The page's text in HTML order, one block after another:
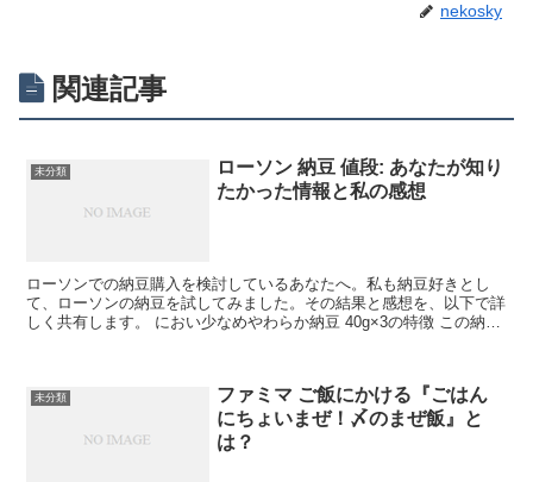
nekosky
関連記事
未分類
ローソン 納豆 値段: あなたが知り
たかった情報と私の感想
ローソンでの納豆購入を検討しているあなたへ。私も納豆好きとし
て、ローソンの納豆を試してみました。その結果と感想を、以下で詳
しく共有します。 におい少なめやわらか納豆 40g×3の特徴 この納豆
未分類
ファミマ ご飯にかける『ごはん
にちょいまぜ！〆のまぜ飯』と
は？